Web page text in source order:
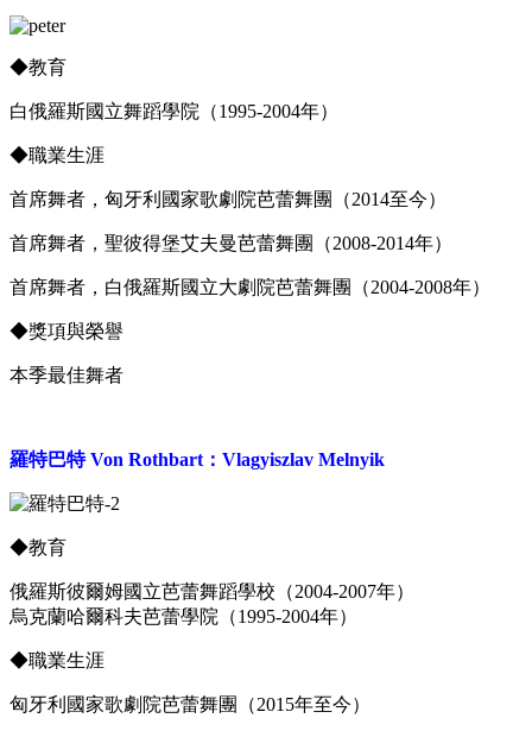
◆教育
白俄羅斯國立舞蹈學院（1995-2004年）
◆職業生涯
首席舞者，匈牙利國家歌劇院芭蕾舞團（2014至今）
首席舞者，聖彼得堡艾夫曼芭蕾舞團（2008-2014年）
首席舞者，白俄羅斯國立大劇院芭蕾舞團（2004-2008年）
◆獎項與榮譽
本季最佳舞者
羅特巴特 Von Rothbart：Vlagyiszlav Melnyik
◆教育
俄羅斯彼爾姆國立芭蕾舞蹈學校（2004-2007年）
烏克蘭哈爾科夫芭蕾學院（1995-2004年）
◆職業生涯
匈牙利國家歌劇院芭蕾舞團（2015年至今）